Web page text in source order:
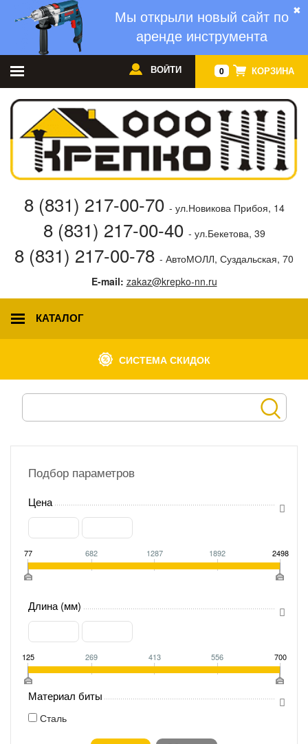
✖
Мы открыли новый сайт по
аренде инструмента
0 КОРЗИНА
ВОЙТИ
8 (831) 217-00-70 - ул.Новикова Прибоя, 14
8 (831) 217-00-40 - ул.Бекетова, 39
8 (831) 217-00-78 - АвтоМОЛЛ, Суздальская, 70
E-mail: zakaz@krepko-nn.ru
КАТАЛОГ
СИСТЕМА СКИДОК
Подбор параметров
Цена
77 682 1287 1892 2498
Длина (мм)
125 269 413 556 700
Материал биты
Сталь